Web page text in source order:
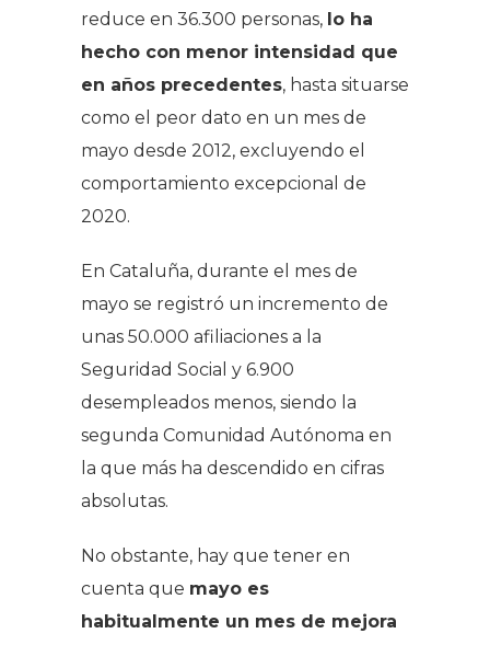
reduce en 36.300 personas, lo ha
hecho con menor intensidad que
en años precedentes, hasta situarse
como el peor dato en un mes de
mayo desde 2012, excluyendo el
comportamiento excepcional de
2020.
En Cataluña, durante el mes de
mayo se registró un incremento de
unas 50.000 afiliaciones a la
Seguridad Social y 6.900
desempleados menos, siendo la
segunda Comunidad Autónoma en
la que más ha descendido en cifras
absolutas.
No obstante, hay que tener en
cuenta que mayo es
habitualmente un mes de mejora